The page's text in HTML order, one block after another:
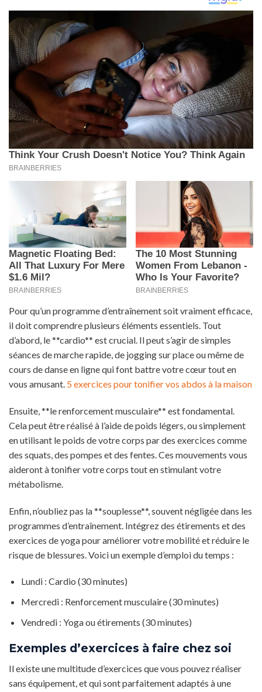
Pour qu’un programme d’entraînement soit vraiment efficace,
il doit comprendre plusieurs éléments essentiels. Tout
d’abord, le **cardio** est crucial. Il peut s’agir de simples
séances de marche rapide, de jogging sur place ou même de
cours de danse en ligne qui font battre votre cœur tout en
vous amusant. 5 exercices pour tonifier vos abdos à la maison
Ensuite, **le renforcement musculaire** est fondamental.
Cela peut être réalisé à l’aide de poids légers, ou simplement
en utilisant le poids de votre corps par des exercices comme
des squats, des pompes et des fentes. Ces mouvements vous
aideront à tonifier votre corps tout en stimulant votre
métabolisme.
Enfin, n’oubliez pas la **souplesse**, souvent négligée dans les
programmes d’entraînement. Intégrez des étirements et des
exercices de yoga pour améliorer votre mobilité et réduire le
risque de blessures. Voici un exemple d’emploi du temps :
Lundi : Cardio (30 minutes)
Mercredi : Renforcement musculaire (30 minutes)
Vendredi : Yoga ou étirements (30 minutes)
Exemples d’exercices à faire chez soi
Il existe une multitude d’exercices que vous pouvez réaliser
sans équipement, et qui sont parfaitement adaptés à une